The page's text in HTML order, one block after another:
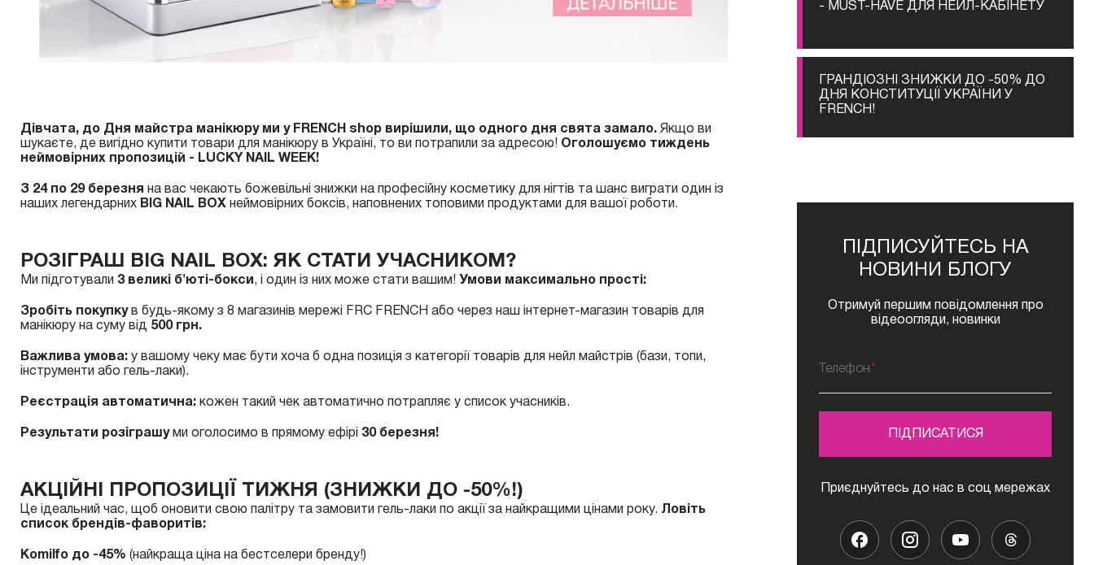
Дівчата, до Дня майстра манікюру ми у FRENCH shop вирішили, що одного дня свята замало. Якщо ви
шукаєте, де вигідно купити товари для манікюру в Україні, то ви потрапили за адресою! Оголошуємо тиждень
неймовірних пропозицій - LUCKY NAIL WEEK!
З 24 по 29 березня на вас чекають божевільні знижки на професійну косметику для нігтів та шанс виграти один із
наших легендарних BIG NAIL BOX неймовірних боксів, наповнених топовими продуктами для вашої роботи.
РОЗІГРАШ BIG NAIL BOX: ЯК СТАТИ УЧАСНИКОМ?
Ми підготували 3 великі б'юті-бокси, і один із них може стати вашим! Умови максимально прості:
Зробіть покупкув будь-якому з 8 магазинів мережі FRC FRENCH або через наш інтернет-магазин товарів для
манікюру на суму від 500 грн.
Важлива умова: у вашому чеку має бути хоча б одна позиція з категорії товарів для нейл майстрів (бази, топи,
інструменти або гель-лаки).
Реєстрація автоматична: кожен такий чек автоматично потрапляє у список учасників.
Результати розіграшуми оголосимо в прямому ефірі 30 березня!
АКЦІЙНІ ПРОПОЗИЦІЇ ТИЖНЯ (ЗНИЖКИ ДО -50%!)
Це ідеальний час, щоб оновити свою палітру та замовити гель-лаки по акції за найкращими цінами року. Ловіть
список брендів-фаворитів:
Komilfo до -45% (найкраща ціна на бестселери бренду!)
- MUST-HAVE ДЛЯ НЕЙЛ-КАБІНЕТУ
ГРАНДІОЗНІ ЗНИЖКИ ДО -50% ДО
ДНЯ КОНСТИТУЦІЇ УКРАЇНИ У
FRENCH!
ПІДПИСУЙТЕСЬ НА
НОВИНИ БЛОГУ
Отримуй першим повідомлення про
відеоогляди, новинки
Телефон
ПІДПИСАТИСЯ
Приєднуйтесь до нас в соц мережах